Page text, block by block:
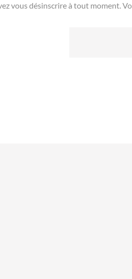
vous désinscrire à tout moment.